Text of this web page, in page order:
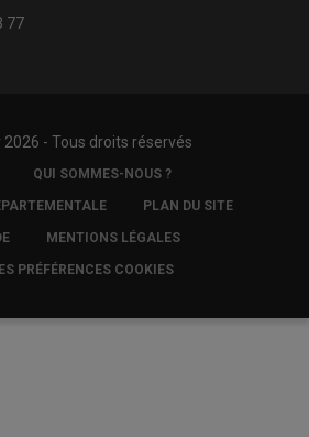
77
- Tous droits réservés
QUI SOMMES-NOUS ?
PLAN DU SITE
MENTIONS LÉGALES
PRÉFÉRENCES COOKIES